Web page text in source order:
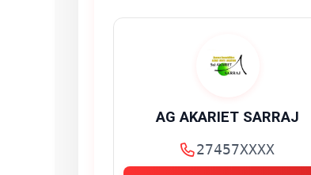
AG AKARIET SARRAJ
27457XXXX